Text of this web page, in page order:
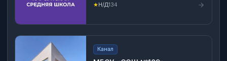
★ Н/Д134
Канал